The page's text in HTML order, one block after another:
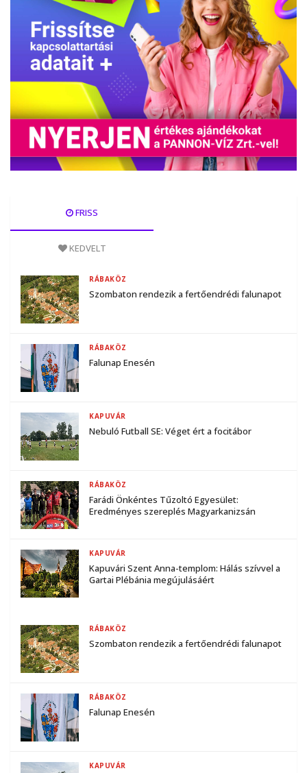
FRISS
KEDVELT
Szombaton rendezik a fertőendrédi falunapot
RÁBAKÖZ
Falunap Enesén
RÁBAKÖZ
Nebuló Futball SE: Véget ért a focitábor
KAPUVÁR
Farádi Önkéntes Tűzoltó Egyesület:
Eredményes szereplés Magyarkanizsán
RÁBAKÖZ
Kapuvári Szent Anna-templom: Hálás szívvel a
Gartai Plébánia megújulásáért
KAPUVÁR
Szombaton rendezik a fertőendrédi falunapot
RÁBAKÖZ
Falunap Enesén
RÁBAKÖZ
KAPUVÁR